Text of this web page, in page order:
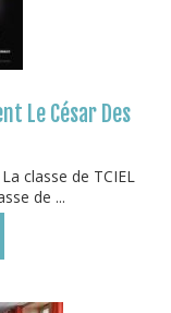
Le César Des
classe de TCIEL
de ...